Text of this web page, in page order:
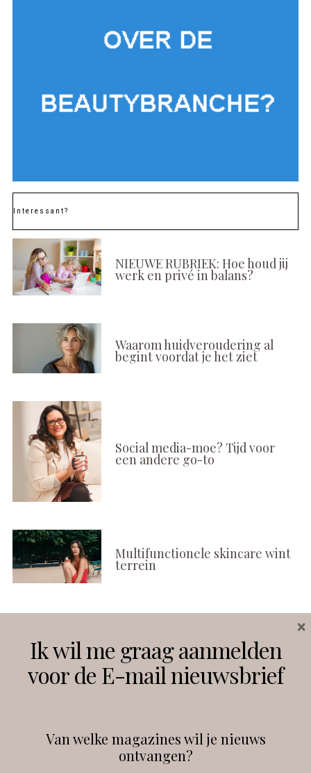
Interessant?
NIEUWE RUBRIEK: Hoe houd jij
werk en privé in balans?
Waarom huidveroudering al
begint voordat je het ziet
Social media-moe? Tijd voor
een andere go-to
Multifunctionele skincare wint
terrein
Instagram Facebook
debeautyprofessional
Ik wil me graag aanmelden
voor de E-mail nieuwsbrief
Van welke magazines wil je nieuws
ontvangen?
×